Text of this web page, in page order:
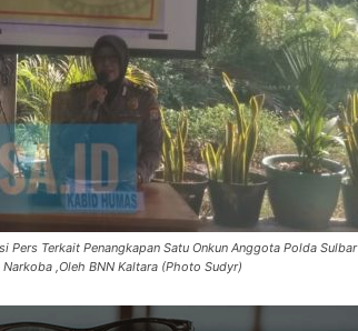
Terkait Penangkapan Satu Onkun Anggota Polda Sulbar
,Oleh BNN Kaltara (Photo Sudyr)